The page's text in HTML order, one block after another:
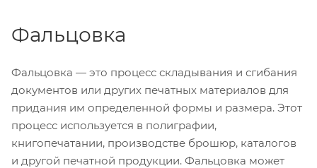
Фальцовка
Фальцовка — это процесс складывания и сгибания
документов или других печатных материалов для
придания им определенной формы и размера. Этот
процесс используется в полиграфии,
книгопечатании, производстве брошюр, каталогов
и другой печатной продукции. Фальцовка может